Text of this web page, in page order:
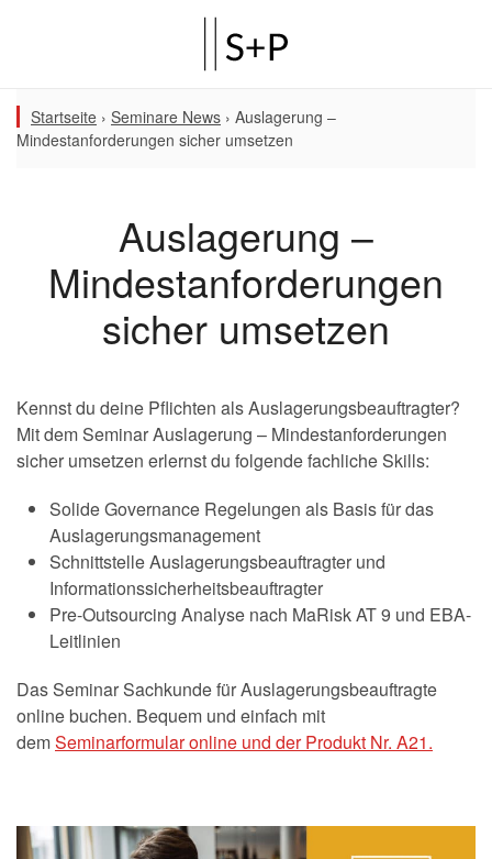
Startseite › Seminare News › Auslagerung –
Mindestanforderungen sicher umsetzen
Auslagerung –
Mindestanforderungen
sicher umsetzen
Kennst du deine Pflichten als Auslagerungsbeauftragter?
Mit dem Seminar Auslagerung – Mindestanforderungen
sicher umsetzen erlernst du folgende fachliche Skills:
Solide Governance Regelungen als Basis für das
Auslagerungsmanagement
Schnittstelle Auslagerungsbeauftragter und
Informationssicherheitsbeauftragter
Pre-Outsourcing Analyse nach MaRisk AT 9 und EBA-
Leitlinien
Das Seminar Sachkunde für Auslagerungsbeauftragte
online buchen. Bequem und einfach mit
demSeminarformular online und der Produkt Nr. A21.